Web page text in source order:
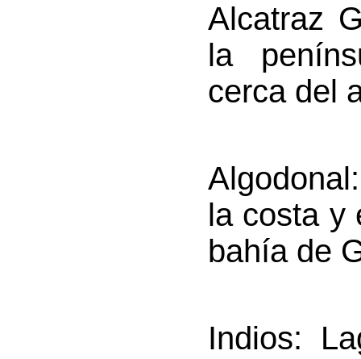
Alcatraz
la
cerca del
Algodonal
la costa y
bahía de
Indios: